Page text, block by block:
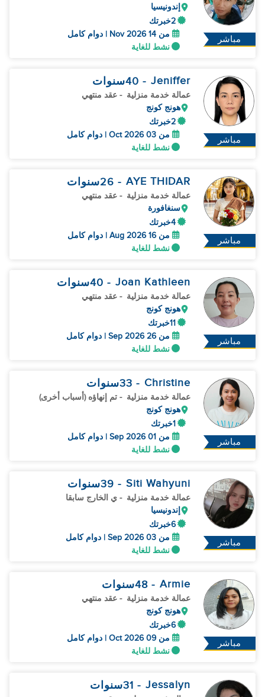
مباشر
إندونيسيا
2خبرتك
من 14 Nov 2026 | دوام كامل
نشط للغاية
مباشر
Jeniffer
- 40 سنوات
عمالة خدمة منزلية - عقد منتهي
هونج كونج
2خبرتك
من 03 Oct 2026 | دوام كامل
نشط للغاية
مباشر
AYE THIDAR
- 26 سنوات
عمالة خدمة منزلية - عقد منتهي
سنغافورة
4خبرتك
من 16 Aug 2026 | دوام كامل
نشط للغاية
مباشر
Joan Kathleen
- 40 سنوات
عمالة خدمة منزلية - عقد منتهي
هونج كونج
11خبرتك
من 26 Sep 2026 | دوام كامل
نشط للغاية
مباشر
Christine
- 33 سنوات
عمالة خدمة منزلية - تم إنهاؤه (أسباب أخرى)
هونج كونج
1خبرتك
من 01 Sep 2026 | دوام كامل
نشط للغاية
مباشر
Siti Wahyuni
- 39 سنوات
عمالة خدمة منزلية - ي الخارج سابقا
إندونيسيا
6خبرتك
من 03 Sep 2026 | دوام كامل
نشط للغاية
مباشر
Armie
- 48 سنوات
عمالة خدمة منزلية - عقد منتهي
هونج كونج
6خبرتك
من 09 Oct 2026 | دوام كامل
نشط للغاية
Jessalyn
- 31 سنوات